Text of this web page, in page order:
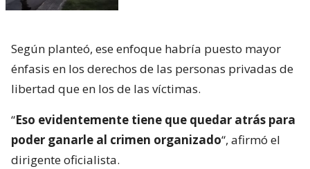
Según planteó, ese enfoque habría puesto mayor
énfasis en los derechos de las personas privadas de
libertad que en los de las víctimas.
“Eso evidentemente tiene que quedar atrás para
poder ganarle al crimen organizado“, afirmó el
dirigente oficialista.